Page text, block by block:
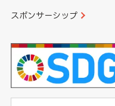
スポンサーシップ